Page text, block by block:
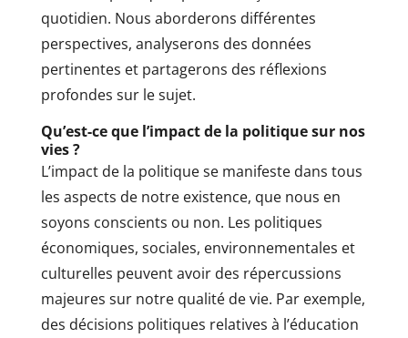
quotidien. Nous aborderons différentes
perspectives, analyserons des données
pertinentes et partagerons des réflexions
profondes sur le sujet.
Qu’est-ce que l’impact de la politique sur nos
vies ?
L’impact de la politique se manifeste dans tous
les aspects de notre existence, que nous en
soyons conscients ou non. Les politiques
économiques, sociales, environnementales et
culturelles peuvent avoir des répercussions
majeures sur notre qualité de vie. Par exemple,
des décisions politiques relatives à l’éducation